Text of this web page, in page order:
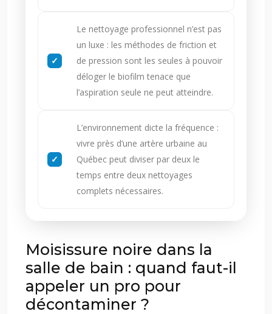
Le nettoyage professionnel n’est pas
un luxe : les méthodes de friction et
de pression sont les seules à pouvoir
déloger le biofilm tenace que
l’aspiration seule ne peut atteindre.
L’environnement dicte la fréquence :
vivre près d’une artère urbaine au
Québec peut diviser par deux le
temps entre deux nettoyages
complets nécessaires.
Moisissure noire dans la
salle de bain : quand faut-il
appeler un pro pour
décontaminer ?